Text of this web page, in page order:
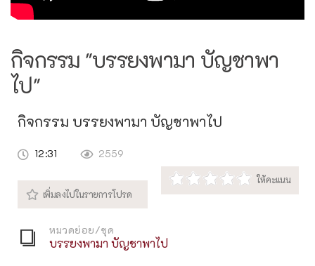
กิจกรรม "บรรยงพามา บัญชาพา
ไป"
กิจกรรม บรรยงพามา บัญชาพาไป
12:31 2559
หมวดย่อย/ชุด
บรรยงพามา บัญชาพาไป